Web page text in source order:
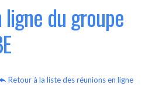
ligne du groupe
Retour à la liste des réunions en ligne